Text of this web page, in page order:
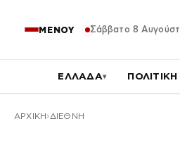
ΜΕΝΟΥ Σάββατο 8
ΕΛΛΑΔΑ▾ ΠΟΛΙΤΙΚΗ
ΑΡΧΙΚΉ ΔΙΕΘΝΗ